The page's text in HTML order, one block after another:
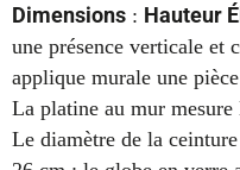
Dimensions : Hauteur
une présence verticale et
applique murale une
La platine au mur
Le diamètre de la